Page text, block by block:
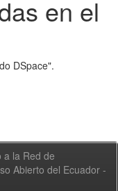
en el
DSpace".
a la Red de
Abierto del Ecuador -